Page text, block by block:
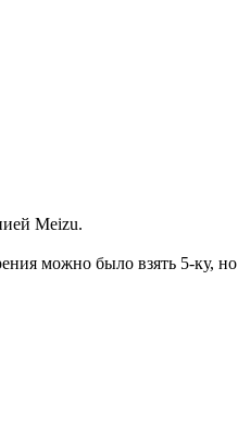
Meizu.
можно было взять 5-ку,